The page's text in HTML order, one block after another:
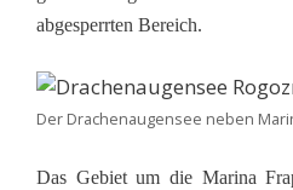
abgesperrten Bereich.
Der Drachenaugensee neben
Das Gebiet um die Marina